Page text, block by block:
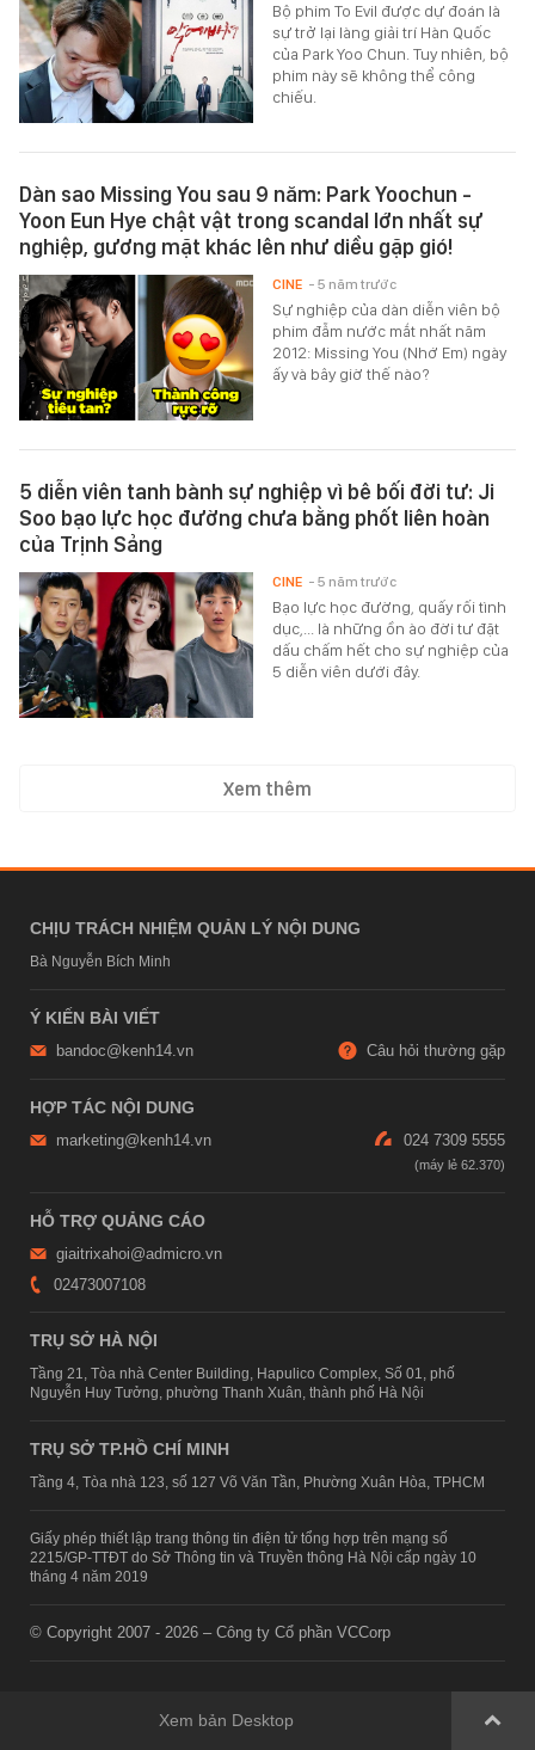
Bộ phim To Evil được dự đoán là
sự trở lại làng giải trí Hàn Quốc
của Park Yoo Chun. Tuy nhiên, bộ
phim này sẽ không thể công
chiếu.
Dàn sao Missing You sau 9 năm: Park Yoochun -
Yoon Eun Hye chật vật trong scandal lớn nhất sự
nghiệp, gương mặt khác lên như diều gặp gió!
Sự nghiệp của dàn diễn viên bộ
phim đẫm nước mắt nhất năm
2012: Missing You (Nhớ Em) ngày
ấy và bây giờ thế nào?
CINE - 5 năm trước
5 diễn viên tanh bành sự nghiệp vì bê bối đời tư: Ji
Soo bạo lực học đường chưa bằng phốt liên hoàn
của Trịnh Sảng
Bạo lực học đường, quấy rối tình
dục,... là những ồn ào đời tư đặt
dấu chấm hết cho sự nghiệp của
5 diễn viên dưới đây.
CINE - 5 năm trước
Xem thêm
CHỊU TRÁCH NHIỆM QUẢN LÝ NỘI DUNG
Bà Nguyễn Bích Minh
Ý KIẾN BÀI VIẾT
bandoc@kenh14.vn Câu hỏi thường gặp
HỢP TÁC NỘI DUNG
marketing@kenh14.vn 024 7309 5555
HỖ TRỢ QUẢNG CÁO
giaitrixahoi@admicro.vn
02473007108
TRỤ SỞ HÀ NỘI
Tầng 21, Tòa nhà Center Building, Hapulico Complex, Số 01, phố
Nguyễn Huy Tưởng, phường Thanh Xuân, thành phố Hà Nội
TRỤ SỞ TP.HỒ CHÍ MINH
Tầng 4, Tòa nhà 123, số 127 Võ Văn Tần, Phường Xuân Hòa, TPHCM
Giấy phép thiết lập trang thông tin điện tử tổng hợp trên mạng số
2215/GP-TTĐT do Sở Thông tin và Truyền thông Hà Nội cấp ngày 10
tháng 4 năm 2019
© Copyright 2007 - 2026 – Công ty Cổ phần VCCorp
Xem bản Desktop